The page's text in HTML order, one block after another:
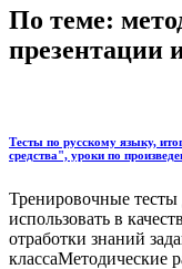
По теме:
презентации
Тесты по русскому языку,
средства", уроки по
Тренировочные
использовать в
отработки знаний
классаМетодические